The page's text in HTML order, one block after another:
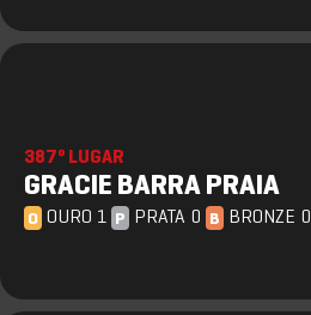
387º LUGAR
GRACIE BARRA PRAIA
O OURO 1 P PRATA 0 B BRONZE 0